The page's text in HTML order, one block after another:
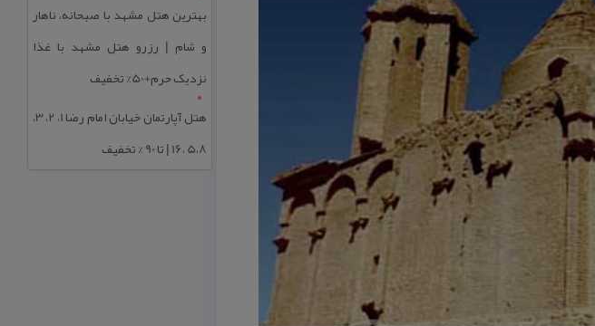
بهترین هتل مشهد با صبحانه، ناهار
و شام | رزرو هتل مشهد با غذا
نزدیک حرم+50% تخفیف
هتل آپارتمان خیابان امام رضا 1، 2، 3،
5،8 ،16 | تا 90 % تخفیف